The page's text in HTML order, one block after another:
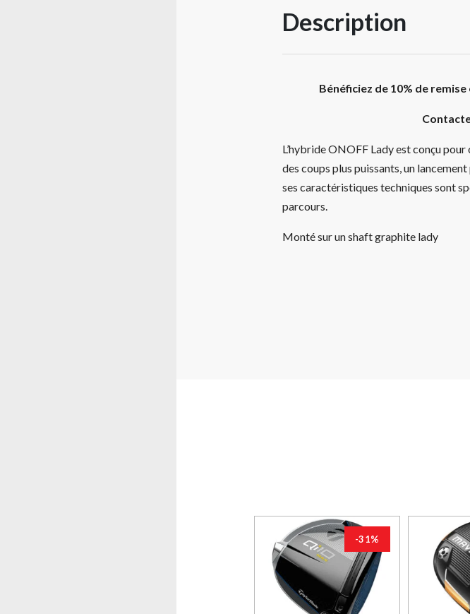
Description
Bénéficiez de 10% de
L’hybride ONOFF Lady est conçu
des coups plus puissants, un
ses caractéristiques techniques sont
parcours.
Monté sur un shaft graphite lady
-31%